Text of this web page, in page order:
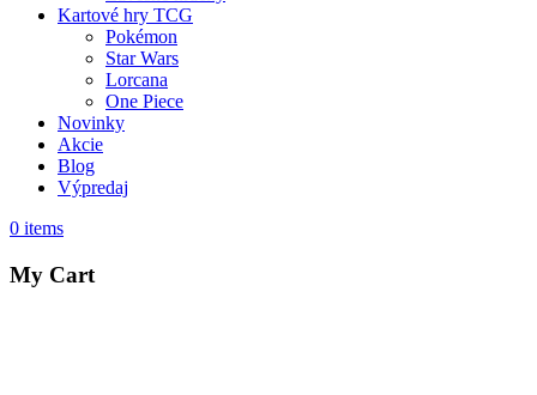
Kartové hry TCG
Pokémon
Star Wars
Lorcana
One Piece
Novinky
Akcie
Blog
Výpredaj
0 items
My Cart